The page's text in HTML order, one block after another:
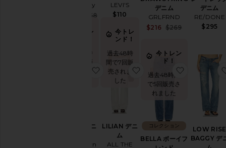
Humanity
Sale price:
$258
LEVI'S
$110
デニム
GRLFRND
Sale price:
$216 $269
デニム
RE/DONE
$295
今トレ
過去48時
間で7回販
LANIE デニ
superdown
お気に入りLANIE デニム
今トレ
ンド！
過去48時
間で7回販
売されま
した
LILIAN デニ
ム
ALL THE
お気に入りLILIAN デニ
今トレン
ド！
過去48時間
で5回販売さ
れました
BELLA ボーイフ
コレクション
お気に入
LOW RISE
BAGGY デ